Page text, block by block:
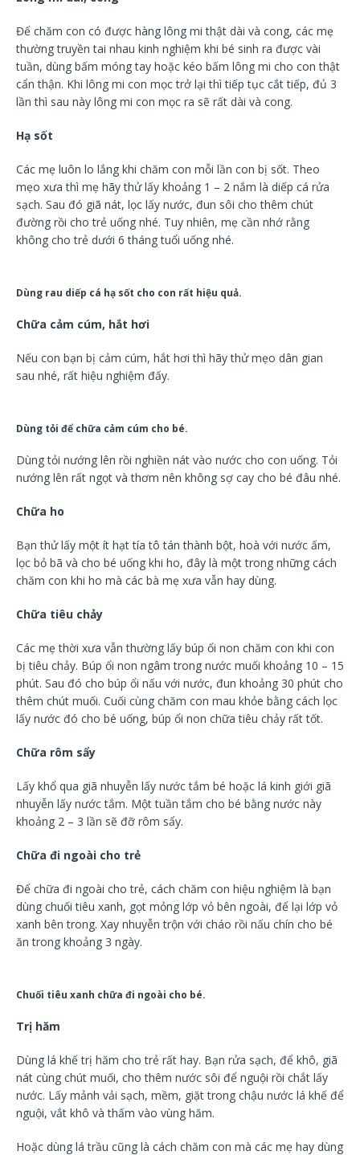
Để chăm con có được hàng lông mi thật dài và cong, các mẹ
thường truyền tai nhau kinh nghiệm khi bé sinh ra được vài
tuần, dùng bấm móng tay hoặc kéo bấm lông mi cho con thật
cẩn thận. Khi lông mi con mọc trở lại thì tiếp tục cắt tiếp, đủ 3
lần thì sau này lông mi con mọc ra sẽ rất dài và cong.
Hạ sốt
Các mẹ luôn lo lắng khi chăm con mỗi lần con bị sốt. Theo
mẹo xưa thì mẹ hãy thử lấy khoảng 1 – 2 nắm là diếp cá rửa
sạch. Sau đó giã nát, lọc lấy nước, đun sôi cho thêm chút
đường rồi cho trẻ uống nhé. Tuy nhiên, mẹ cần nhớ rằng
không cho trẻ dưới 6 tháng tuổi uống nhé.
Dùng rau diếp cá hạ sốt cho con rất hiệu quả.
Chữa cảm cúm, hắt hơi
Nếu con bạn bị cảm cúm, hắt hơi thì hãy thử mẹo dân gian
sau nhé, rất hiệu nghiệm đấy.
Dùng tỏi để chữa cảm cúm cho bé.
Dùng tỏi nướng lên rồi nghiền nát vào nước cho con uống. Tỏi
nướng lên rất ngọt và thơm nên không sợ cay cho bé đâu nhé.
Chữa ho
Bạn thử lấy một ít hạt tía tô tán thành bột, hoà với nước ấm,
lọc bỏ bã và cho bé uống khi ho, đây là một trong những cách
chăm con khi ho mà các bà mẹ xưa vẫn hay dùng.
Chữa tiêu chảy
Các mẹ thời xưa vẫn thường lấy búp ổi non chăm con khi con
bị tiêu chảy. Búp ổi non ngâm trong nước muối khoảng 10 – 15
phút. Sau đó cho búp ổi nấu với nước, đun khoảng 30 phút cho
thêm chút muối. Cuối cùng chăm con mau khỏe bằng cách lọc
lấy nước đó cho bé uống, búp ổi non chữa tiêu chảy rất tốt.
Chữa rôm sẩy
Lấy khổ qua giã nhuyễn lấy nước tắm bé hoặc lá kinh giới giã
nhuyễn lấy nước tắm. Một tuần tắm cho bé bằng nước này
khoảng 2 – 3 lần sẽ đỡ rôm sẩy.
Chữa đi ngoài cho trẻ
Để chữa đi ngoài cho trẻ, cách chăm con hiệu nghiệm là bạn
dùng chuối tiêu xanh, gọt mỏng lớp vỏ bên ngoài, để lại lớp vỏ
xanh bên trong. Xay nhuyễn trộn với cháo rồi nấu chín cho bé
ăn trong khoảng 3 ngày.
Chuối tiêu xanh chữa đi ngoài cho bé.
Trị hăm
Dùng lá khế trị hăm cho trẻ rất hay. Bạn rửa sạch, để khô, giã
nát cùng chút muối, cho thêm nước sôi để nguội rồi chắt lấy
nước. Lấy mảnh vải sạch, mềm, giặt trong chậu nước lá khế để
nguội, vắt khô và thấm vào vùng hăm.
Hoặc dùng lá trầu cũng là cách chăm con mà các mẹ hay dùng